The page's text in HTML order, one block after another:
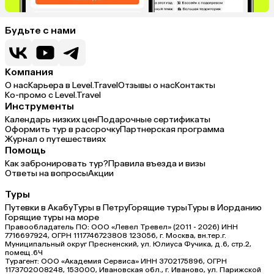
Будьте с нами
Компания
О насКарьера в Level.TravelОтзывы о насКонтакты
Ко-промо с Level.Travel
Инструменты
Календарь низких ценПодарочные сертификаты
Оформить тур в рассрочкуПартнерская программа
Журнал о путешествиях
Помощь
Как забронировать тур?Правила въезда и визы
Ответы на вопросыАкции
Туры
Путевки в АкабуТуры в ПетруГорящие турыТуры в Иорданию
Горящие туры на море
Правообладатель ПО: ООО «Левел Тревел» (2011 - 2026) ИНН
7716697924, ОГРН 1117746723808 123056, г. Москва, вн.тер.г.
Муниципальный округ Пресненский, ул. Юлиуса Фучика, д.6, стр.2,
помещ.6Ч
Турагент: ООО «Академия Сервиса» ИНН 3702175896, ОГРН
1173702008248, 153000, Ивановская обл., г. Иваново, ул. Парижской